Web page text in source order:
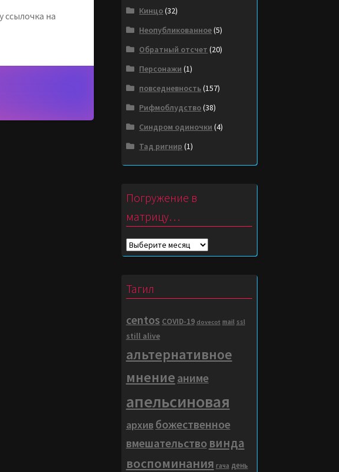
ссылочка на
Кинцо(32)
Неопубликованное(5)
Обратный отсчет (20)
Персонажи (1)
повседневность(157)
Рифмоблудство(38)
Синдром одиночки (4)
Тад ригнир (1)
Погружение в
матрицу…
Погружение
в
Тагил
centos COVID-19 dovecot mail ssl
still alive
альтернативное
мнение аниме
апельсиновая
архив божественное
вмешательство винда
воспоминания гача день